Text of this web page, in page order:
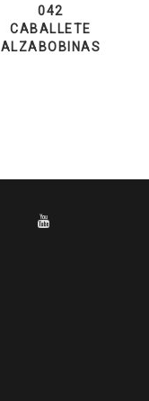
042
CABALLETE
ALZABOBINAS